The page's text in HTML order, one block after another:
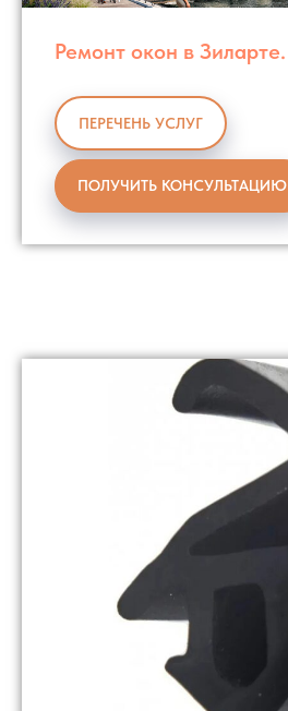
Ремонт окон в Зиларте.
ПЕРЕЧЕНЬ УСЛУГ
ПОЛУЧИТЬ КОНСУЛЬТАЦИЮ